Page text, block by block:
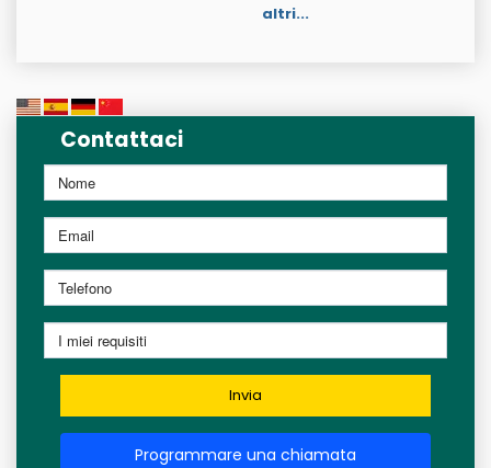
altri...
Contattaci
Invia
Programmare una chiamata